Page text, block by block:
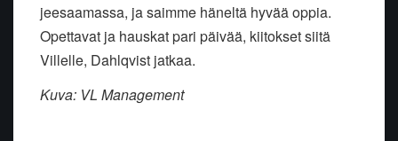
jeesaamassa, ja saimme häneltä hyvää oppia.
Opettavat ja hauskat pari päivää, kiitokset siitä
Villelle, Dahlqvist jatkaa.
Kuva: VL Management